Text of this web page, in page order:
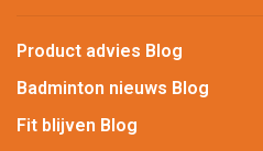
Product advies Blog
Badminton nieuws Blog
Fit blijven Blog